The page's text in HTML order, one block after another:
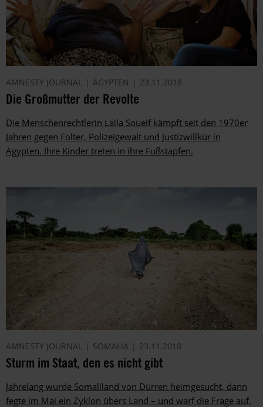
AMNESTY JOURNAL ÄGYPTEN 23.11.2018
Die Großmutter der Revolte
Die Menschenrechtlerin Laila Soueif kämpft seit den 1970er
Jahren gegen Folter, Polizeigewalt und Justizwillkür in
Ägypten. Ihre Kinder treten in ihre Fußstapfen.
AMNESTY JOURNAL SOMALIA 23.11.2018
Sturm im Staat, den es nicht gibt
Jahrelang wurde Somaliland von Dürren heimgesucht, dann
fegte im Mai ein Zyklon übers Land – und warf die Frage auf,